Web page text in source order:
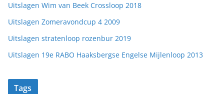
Uitslagen Wim van Beek Crossloop 2018
Uitslagen Zomeravondcup 4 2009
Uitslagen stratenloop rozenbur 2019
Uitslagen 19e RABO Haaksbergse Engelse Mijlenloop 2013
Tags